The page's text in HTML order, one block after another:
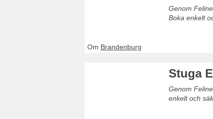
Genom
Boka enkelt
Om Brandenburg
Stuga
Genom
enkelt och